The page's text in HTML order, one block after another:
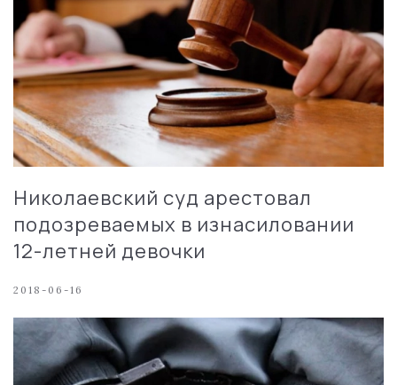
Николаевский суд арестовал
подозреваемых в изнасиловании
12-летней девочки
2018-06-16